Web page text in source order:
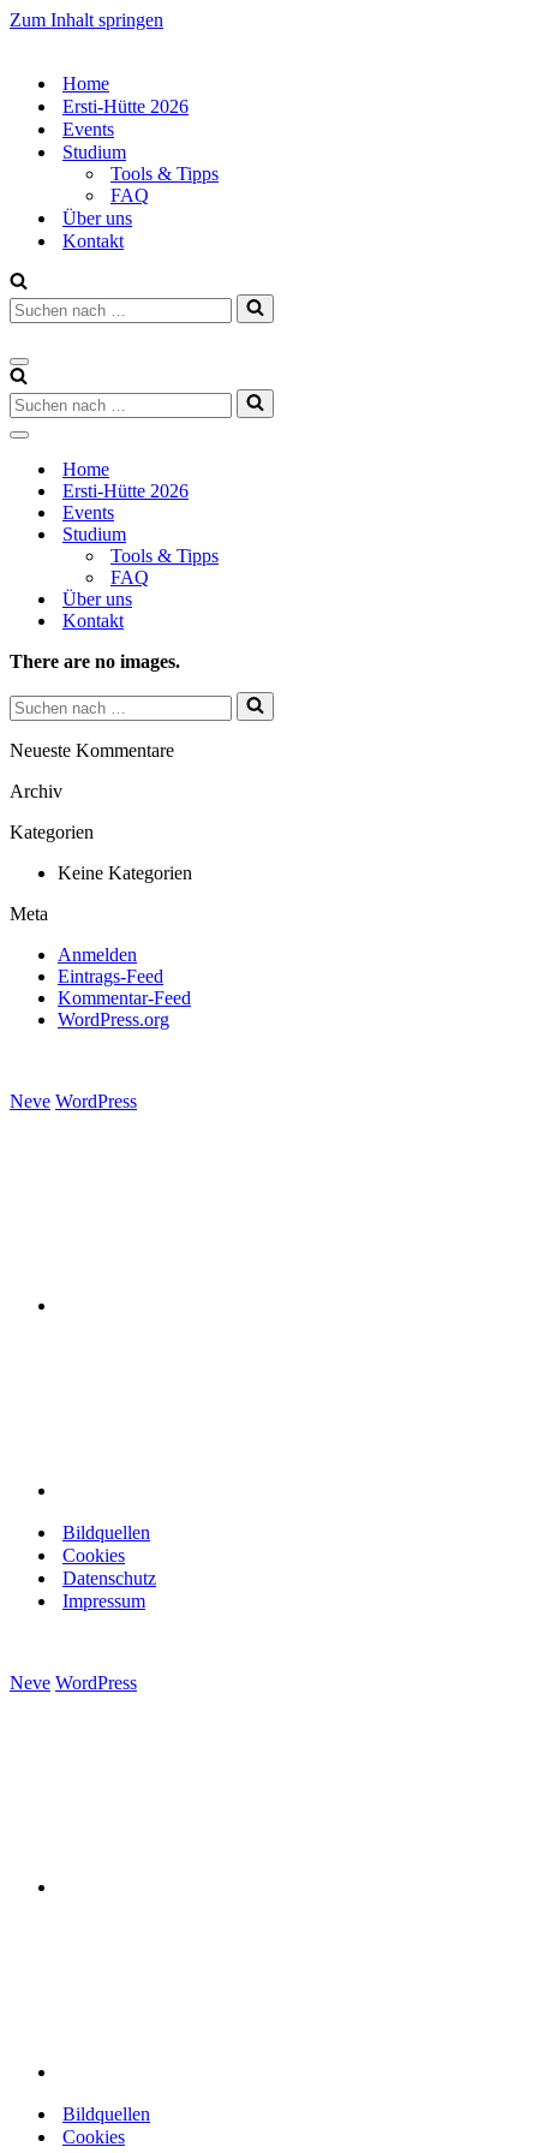
Zum Inhalt springen
Home
Ersti-Hütte 2026
Events
Studium
Tools & Tipps
FAQ
Über uns
Kontakt
Suchen
nach …
Navigations-
Menü
Suchen
nach …
Navigations-
Home
Ersti-Hütte 2026
Events
Studium
Tools & Tipps
FAQ
Über uns
Kontakt
There are no images.
Suchen
nach …
Neueste Kommentare
Archiv
Kategorien
Keine Kategorien
Meta
Anmelden
Eintrags-Feed
Kommentar-Feed
WordPress.org
Neve WordPress
Bildquellen
Cookies
Datenschutz
Impressum
Neve WordPress
Bildquellen
Cookies